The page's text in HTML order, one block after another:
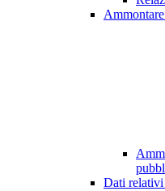
Dati relativi